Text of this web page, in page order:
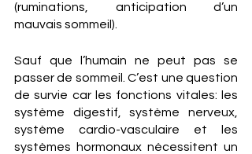
(ruminations, anticipation d’un
mauvais sommeil).
Sauf que l’humain ne peut pas se
passer de sommeil. C’est une question
de survie car les fonctions vitales: les
système digestif, système nerveux,
système cardio-vasculaire et les
systèmes hormonaux nécessitent un